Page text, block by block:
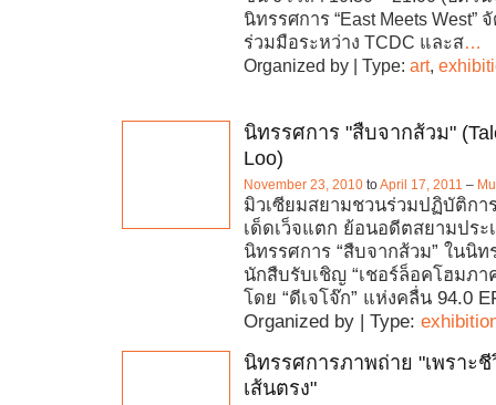
นิทรรศการ “East Meets West”
ร่วมมือระหว่าง TCDC และส
Organized by | Type: art,
นิทรรศการ "สืบจากส้วม"
Loo)
November 23, 2010 toApril 17, 2011 –
มิวเซียมสยามชวนร่วมปฏิบัติกา
เด็ดเว็จแตก ย้อนอดีตสยามประ
นิทรรศการ “สืบจากส้วม” ในนิ
นักสืบรับเชิญ “เชอร์ล็อคโฮมภา
โดย “ดีเจโจ๊ก” แห่งคลื่น 94.0
Organized by | Type:
นิทรรศการภาพถ่าย "เพราะ
เส้นตรง"